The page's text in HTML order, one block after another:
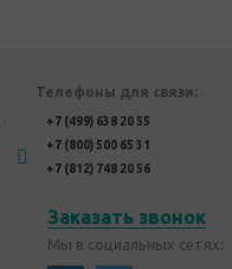
Телефоны для связи:
+7 (499) 638 20 55
+7 (800) 500 65 31
+7 (812) 748 20 56
Заказать звонок
Мы в социальных сетях: